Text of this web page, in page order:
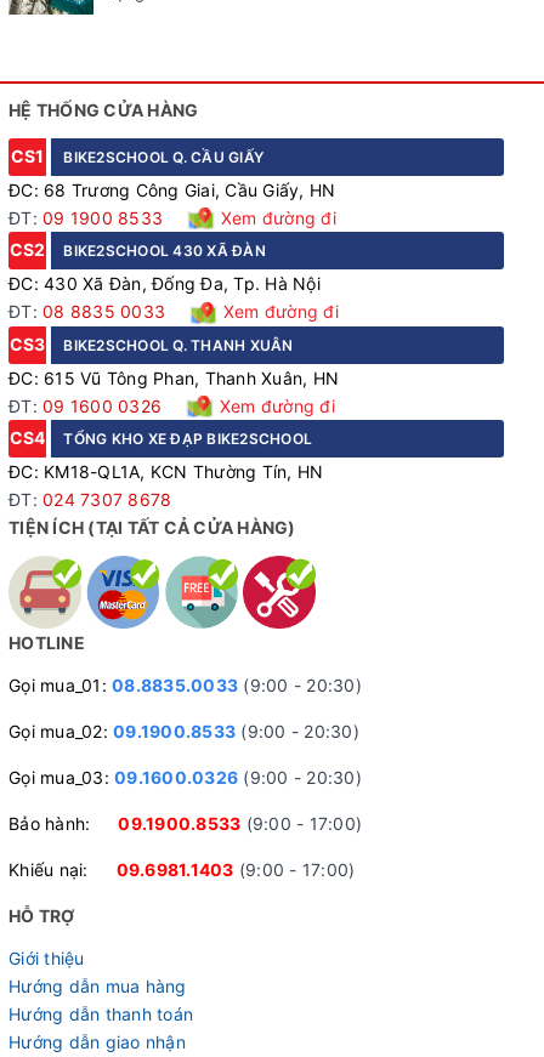
HỆ THỐNG CỬA HÀNG
CS1 BIKE2SCHOOL Q. CẦU GIẤY
ĐC: 68 Trương Công Giai, Cầu Giấy, HN
ĐT: 09 1900 8533
Xem đường đi
CS2
BIKE2SCHOOL 430 XÃ ĐÀN
ĐC: 430 Xã Đàn, Đống Đa, Tp. Hà Nội
ĐT: 08 8835 0033
Xem đường đi
CS3
BIKE2SCHOOL Q. THANH XUÂN
ĐC: 615 Vũ Tông Phan, Thanh Xuân, HN
ĐT: 09 1600 0326
Xem đường đi
CS4
TỔNG KHO XE ĐẠP BIKE2SCHOOL
ĐC: KM18-QL1A, KCN Thường Tín, HN
ĐT: 024 7307 8678
TIỆN ÍCH (TẠI TẤT CẢ CỬA HÀNG)
HOTLINE
Gọi mua_01: 08.8835.0033 (9:00 - 20:30)
Gọi mua_02: 09.1900.8533 (9:00 - 20:30)
Gọi mua_03: 09.1600.0326 (9:00 - 20:30)
Bảo hành:09.1900.8533 (9:00 - 17:00)
Khiếu nại: 09.6981.1403 (9:00 - 17:00)
HỖ TRỢ
Giới thiệu
Hướng dẫn mua hàng
Hướng dẫn thanh toán
Hướng dẫn giao nhận